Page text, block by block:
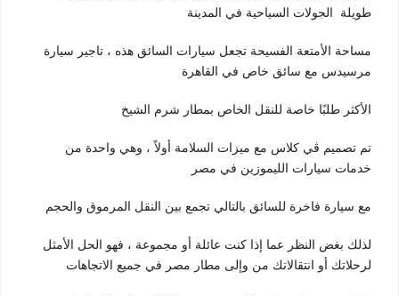
طويلة الجولات السياحية في المدينة
مساحة الأمتعة الفسيحة تجعل سيارات السائق هذه ، تاجير سيارة
مرسيدس مع سائق خاص في القاهرة
الأكثر طلبًا خاصة للنقل الخاص بمطار شرم الشيخ
تم تصميم ڤي كلاس مع ميزات السلامة أولاً ، وهي واحدة من
خدمات سيارات الليموزين في مصر
مع سيارة فاخرة للسائق بالتالي تجمع بين النقل المرموق والحجم
لذلك بغض النظر عما إذا كنت عائلة أو مجموعة ، فهو الحل الأمثل
لرحلاتك أو انتقالاتك من وإلى مطار مصر في جميع الاتجاهات